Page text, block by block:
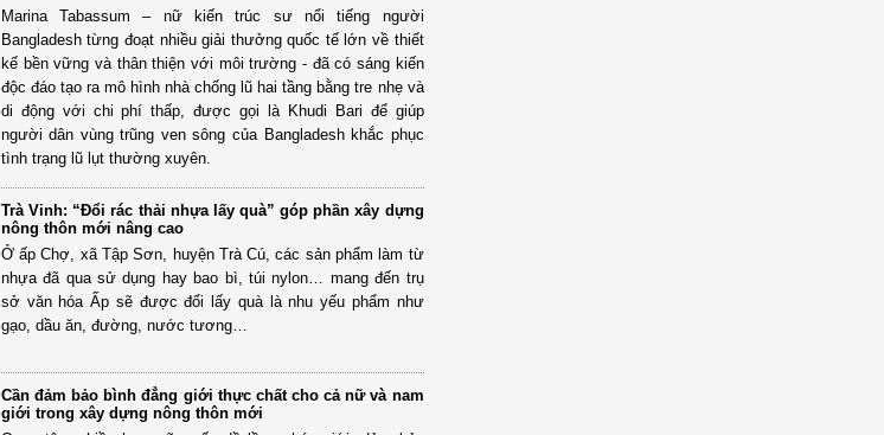
Marina Tabassum – nữ kiến trúc sư nổi tiếng người
Bangladesh từng đoạt nhiều giải thưởng quốc tế lớn về thiết
kế bền vững và thân thiện với môi trường - đã có sáng kiến
độc đáo tạo ra mô hình nhà chống lũ hai tầng bằng tre nhẹ và
di động với chi phí thấp, được gọi là Khudi Bari để giúp
người dân vùng trũng ven sông của Bangladesh khắc phục
tình trạng lũ lụt thường xuyên.
Trà Vinh: “Đổi rác thải nhựa lấy quà” góp phần xây dựng
nông thôn mới nâng cao
Ở ấp Chợ, xã Tập Sơn, huyện Trà Cú, các sản phẩm làm từ
nhựa đã qua sử dụng hay bao bì, túi nylon… mang đến trụ
sở văn hóa Ấp sẽ được đổi lấy quà là nhu yếu phẩm như
gạo, dầu ăn, đường, nước tương…
Cần đảm bảo bình đẳng giới thực chất cho cả nữ và nam
giới trong xây dựng nông thôn mới